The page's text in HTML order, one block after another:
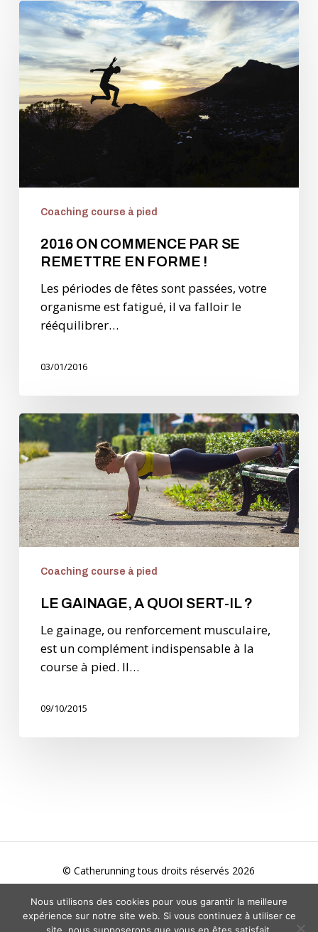
2016
ON
COMMENCE
PAR
SE
REMETTRE
EN
Coaching course à pied
2016 ON COMMENCE PAR SE
REMETTRE EN FORME !
Les périodes de fêtes sont passées, votre
organisme est fatigué, il va falloir le
rééquilibrer…
03/01/2016
LE
GAINAGE,
A
QUOI
SERT-
IL
?
Coaching course à pied
LE GAINAGE, A QUOI SERT-IL ?
Le gainage, ou renforcement musculaire,
est un complément indispensable à la
course à pied. Il…
09/10/2015
© Catherunning tous droits réservés 2026
Nous utilisons des cookies pour vous garantir la meilleure
expérience sur notre site web. Si vous continuez à utiliser ce